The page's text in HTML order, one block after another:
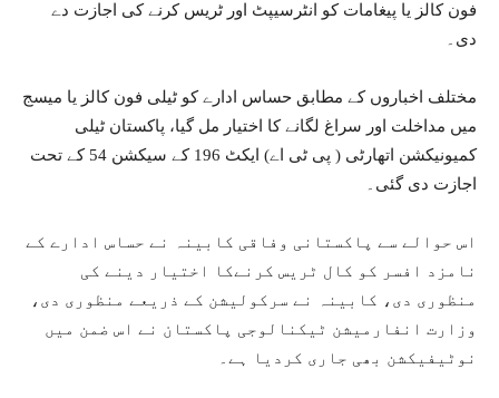
فون کالز یا پیغامات کو انٹرسیپٹ اور ٹریس کرنے کی اجازت دے
دی۔
مختلف اخباروں کے مطابق حساس ادارے کو ٹیلی فون کالز یا میسج
میں مداخلت اور سراغ لگانے کا اختیار مل گیا، پاکستان ٹیلی
کمیونیکشن اتھارٹی ( پی ٹی اے) ایکٹ 196 کے سیکشن 54 کے تحت
اجازت دی گئی۔
اس حوالے سے پاکستانی وفاقی کابینہ نے حساس ادارے کے
نامزد افسر کو کال ٹریس کرنےکا اختیار دینے کی
منظوری دی، کابینہ نے سرکولیشن کے ذریعے منظوری دی،
وزارت انفارمیشن ٹیکنالوجی پاکستان نے اس ضمن میں
نوٹیفیکشن بھی جاری کردیا ہے۔